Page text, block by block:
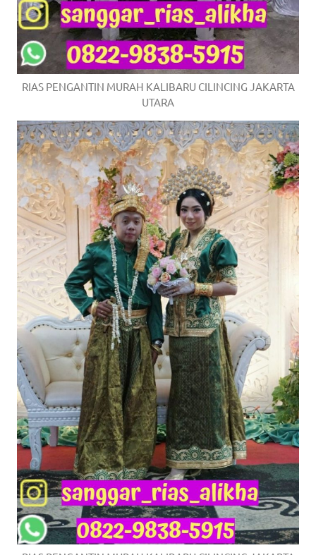
RIAS PENGANTIN MURAH KALIBARU CILINCING JAKARTA
UTARA